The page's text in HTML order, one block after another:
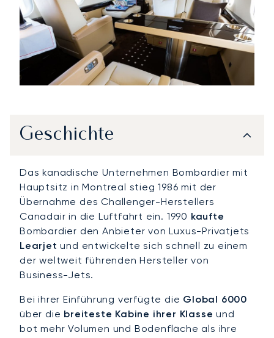
Geschichte
Das kanadische Unternehmen Bombardier mit
Hauptsitz in Montreal stieg 1986 mit der
Übernahme des Challenger-Herstellers
Canadair in die Luftfahrt ein. 1990 kaufte
Bombardier den Anbieter von Luxus-Privatjets
Learjet und entwickelte sich schnell zu einem
der weltweit führenden Hersteller von
Business-Jets.
Bei ihrer Einführung verfügte die Global 6000
über die breiteste Kabine ihrer Klasse und
bot mehr Volumen und Bodenfläche als ihre